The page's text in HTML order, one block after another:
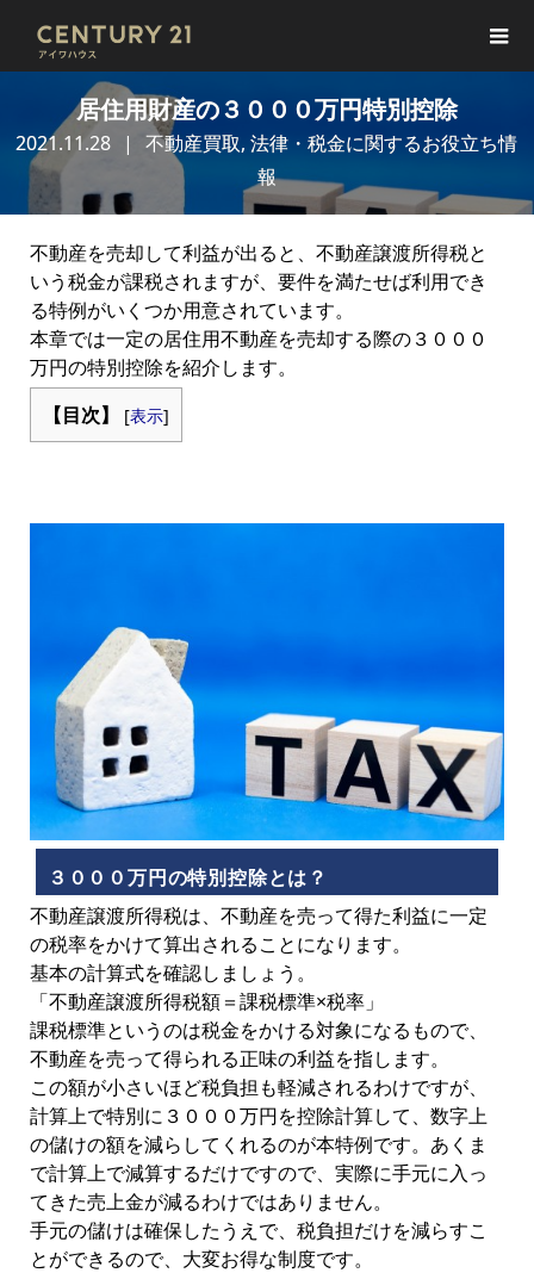
居住用財産の３０００万円特別控除
2021.11.28 不動産買取,法律・税金に関するお役立ち情
報
不動産を売却して利益が出ると、不動産譲渡所得税と
いう税金が課税されますが、要件を満たせば利用でき
る特例がいくつか用意されています。
本章では一定の居住用不動産を売却する際の３０００
万円の特別控除を紹介します。
【目次】
[表示]
３０００万円の特別控除とは？
不動産譲渡所得税は、不動産を売って得た利益に一定
の税率をかけて算出されることになります。
基本の計算式を確認しましょう。
「不動産譲渡所得税額＝課税標準×税率」
課税標準というのは税金をかける対象になるもので、
不動産を売って得られる正味の利益を指します。
この額が小さいほど税負担も軽減されるわけですが、
計算上で特別に３０００万円を控除計算して、数字上
の儲けの額を減らしてくれるのが本特例です。あくま
で計算上で減算するだけですので、実際に手元に入っ
てきた売上金が減るわけではありません。
手元の儲けは確保したうえで、税負担だけを減らすこ
とができるので、大変お得な制度です。